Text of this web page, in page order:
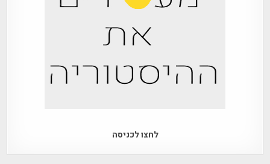
לחצו לכניסה